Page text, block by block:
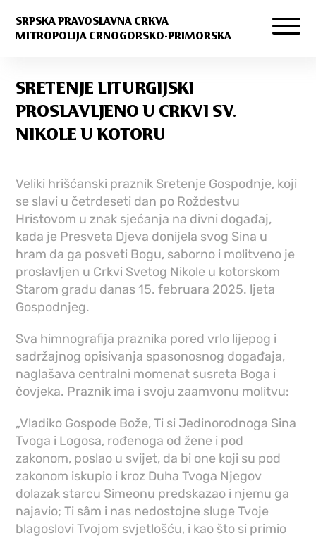
SRPSKA PRAVOSLAVNA CRKVA
MITROPOLIJA CRNOGORSKO-PRIMORSKA
SRETENJE LITURGIJSKI
PROSLAVLJENO U CRKVI SV.
NIKOLE U KOTORU
Veliki hrišćanski praznik Sretenje Gospodnje, koji
se slavi u četrdeseti dan po Roždestvu
Hristovom u znak sjećanja na divni događaj,
kada je Presveta Djeva donijela svog Sina u
hram da ga posveti Bogu, saborno i molitveno je
proslavljen u Crkvi Svetog Nikole u kotorskom
Starom gradu danas15. februara 2025. ljeta
Gospodnjeg.
Sva himnografija praznika pored vrlo lijepog i
sadržajnog opisivanja spasonosnog događaja,
naglašava centralni momenat susreta Boga i
čovjeka. Praznik ima i svoju zaamvonu molitvu:
„Vladiko Gospode Bože, Ti si Jedinorodnoga Sina
Tvoga i Logosa, rođenoga od žene i pod
zakonom, poslao u svijet, da bi one koji su pod
zakonom iskupio i kroz Duha Tvoga Njegov
dolazak starcu Simeonu predskazao i njemu ga
najavio; Ti sâm i nas nedostojne sluge Tvoje
blagoslovi Tvojom svjetlošću, i kao što si primio